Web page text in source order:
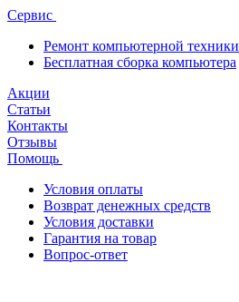
Сервис
Ремонт компьютерной техники
Бесплатная сборка компьютера
Акции
Статьи
Контакты
Отзывы
Помощь
Условия оплаты
Возврат денежных средств
Условия доставки
Гарантия на товар
Вопрос-ответ